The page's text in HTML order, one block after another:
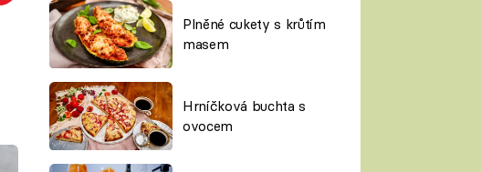
Plněné cukety s krůtím
masem
Hrníčková buchta s
ovocem